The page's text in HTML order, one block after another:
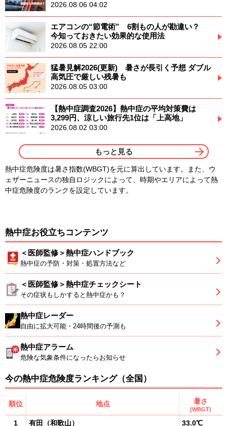
2026.08.06 04:02
エアコンの“節電術” 6割もの人が勘違い？
今知っておきたい効果的な使用法
2026.08.05 22:00
猛暑見解2026(更新) 暑さが長引く予想 ダブル
高気圧で厳しい残暑も
2026.08.05 03:00
【熱中症調査2026】熱中症の平均対策費は
3,299円、涼しい旅行先1位は「上高地」
2026.08.02 03:00
もっと見る
熱中症危険度は暑さ指数(WBGT)を元に算出しています。また、ウ
ェザーニュースの独自ロジックによって、時期やエリアによって熱
中症危険度のランクを設定しています。
熱中症お役立ちコンテンツ
＜医師監修＞熱中症ハンドブック
熱中症の予防・対策・処置方法など
＜医師監修＞熱中症チェックシート
その症状もしかすると熱中症かも？
熱中症レーダー
自由に拡大可能・24時間後の予測も
熱中症アラーム
危険な気象条件になったらお知らせ
今の熱中症危険度ランキング（全国）
順位 地点 暑さ
(WBGT)
1 有田 （和歌山） 33.0℃